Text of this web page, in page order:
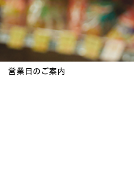
営業日のご案内